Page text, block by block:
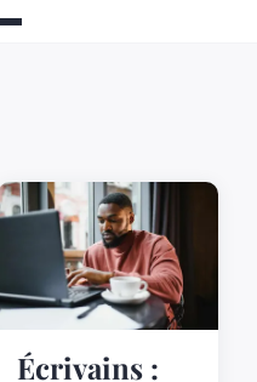
Écrivains :